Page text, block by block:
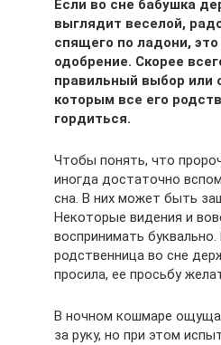
Если во сне бабушка
выглядит веселой,
спящего по ладони,
одобрение. Скорее
правильный выбор или
которым все его
гордиться.
Чтобы понять, что
иногда достаточно
сна. В них может быть
Некоторые видения и
воспринимать
родственница во сне
просила, ее просьбу
В ночном кошмаре
за руку, но при этом